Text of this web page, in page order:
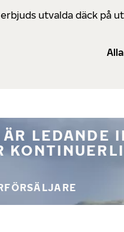
utvalda däck på
LEDANDE